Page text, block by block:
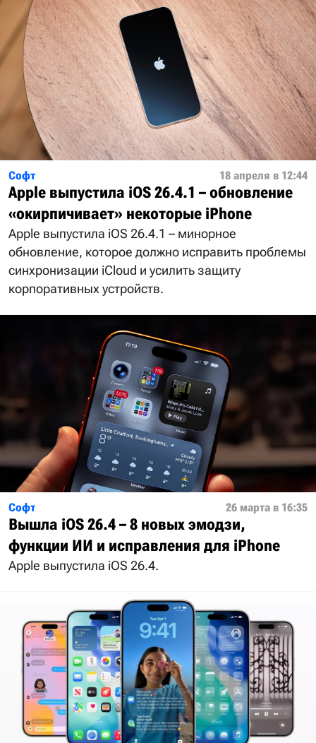
Софт 18 апреля в 12:44
Apple выпустила iOS 26.4.1 – обновление
«окирпичивает» некоторые iPhone
Apple выпустила iOS 26.4.1 – минорное
обновление, которое должно исправить проблемы
синхронизации iCloud и усилить защиту
корпоративных устройств.
Софт 26 марта в 16:35
Вышла iOS 26.4 – 8 новых эмодзи,
функции ИИ и исправления для iPhone
Apple выпустила iOS 26.4.